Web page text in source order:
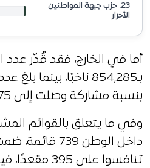
23. حزب جبهة المواطنين
الأحرار
أما في الخارج، فقد قُدّر عدد
بنسبة مشاركة وصلت إلى 10.75 بالمائة.
وفي ما يتعلق بالقوائم
تنافسوا على